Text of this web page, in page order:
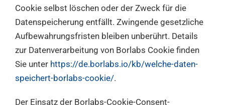
Cookie selbst löschen oder der Zweck für die
Datenspeicherung entfällt. Zwingende gesetzliche
Aufbewahrungsfristen bleiben unberührt. Details
zur Datenverarbeitung von Borlabs Cookie finden
Sie unter https://de.borlabs.io/kb/welche-daten-
speichert-borlabs-cookie/.
Der Einsatz der Borlabs-Cookie-Consent-